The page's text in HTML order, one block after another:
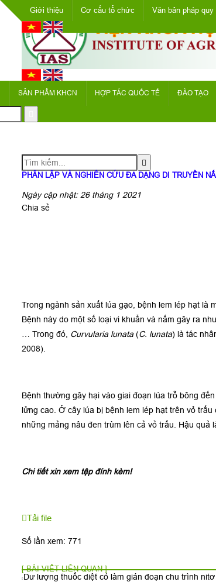
Giới thiệu Cơ cấu tổ chức Văn bản pháp quy
SẢN PHẨM KHCN HỢP TÁC QUỐC TẾ ĐÀO TẠO
PHÂN LẬP VÀ NGHIÊN CỨU ĐA DẠNG DI TRUYỀN
Ngày cập nhật: 26 tháng 1 2021
Chia sẻ
Trong ngành sản xuất lúa gạo, bệnh lem lép hạt là
Bệnh này do một số loại vi khuẩn và nấm gây ra
… Trong đó, Curvularia lunata(C. lunata) là tác
2008).
Bệnh thường gây hại vào giai đoạn lúa trỗ bông
lửng cao. Ở cây lúa bị bệnh lem lép hạt trên vỏ
những mảng nâu đen trùm lên cả vỏ trấu. Hậu quả
Chi tiết xin xem tệp đính kèm!
Tải file
Số lần xem: 771
[ BÀI VIẾT LIÊN QUAN ]
Dư lượng thuốc diệt cỏ làm gián đoạn chu trình